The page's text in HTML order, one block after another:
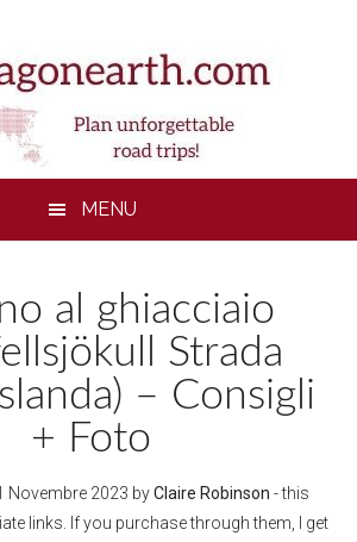
MENU
al ghiacciaio
Strada
– Consigli
+ Foto
Novembre 2023 byClaire Robinson - this
links. If you purchase through them, I get